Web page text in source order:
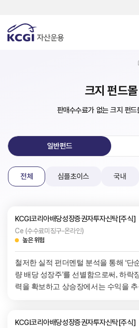
크지 펀드몰
판매수수료가 없는 크지 펀드
일반펀드
전체 심플초이스 국내
KCGI코리아배당성장증권자투자신탁[주식]
Ce (수수료미징구-온라인)
높은 위험
철저한 실적 펀더멘털 분석을 통해 ‘단
량 배당 성장주’를 선별함으로써, 하락
력을 확보하고 상승장에서는 수익을
KCGI코리아배당성장증권자투자신탁[주식]